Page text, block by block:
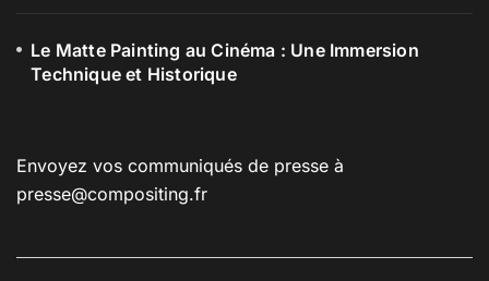
Le Matte Painting au Cinéma : Une Immersion
Technique et Historique
Envoyez vos communiqués de presse à
presse@compositing.fr